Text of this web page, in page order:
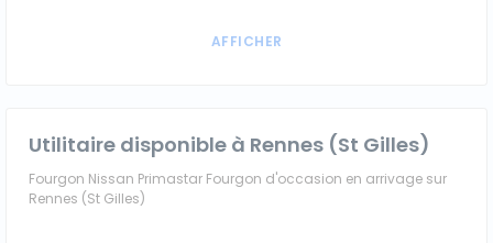
Utilitaire disponible à Rennes (St Gilles)
Fourgon Nissan Primastar Fourgon d'occasion en arrivage sur
Rennes (St Gilles)